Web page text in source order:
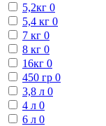
5,2кг 0
5,4 кг 0
7 кг 0
8 кг 0
16кг 0
450 гр 0
3,8 л 0
4 л 0
6 л 0